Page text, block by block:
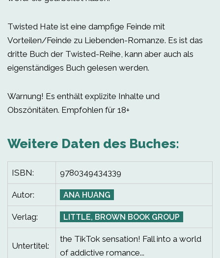
Twisted Hate ist eine dampfige Feinde mit
Vorteilen/Feinde zu Liebenden-Romanze. Es ist das
dritte Buch der Twisted-Reihe, kann aber auch als
eigenständiges Buch gelesen werden.
Warnung! Es enthält explizite Inhalte und
Obszönitäten. Empfohlen für 18+
Weitere Daten des Buches:
ISBN: 9780349434339
Autor: ANA HUANG
Verlag: LITTLE, BROWN BOOK GROUP
Untertitel:
the TikTok sensation! Fall into a world
of addictive romance...